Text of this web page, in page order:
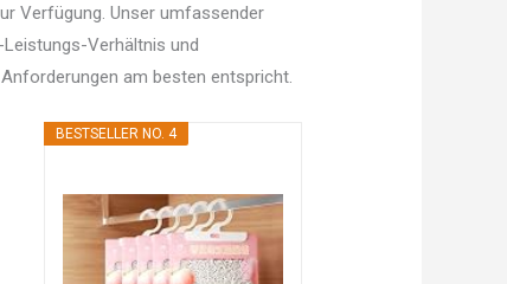
Verfügung. Unser umfassender
Verhältnis und
am besten entspricht.
BESTSELLER NO. 4